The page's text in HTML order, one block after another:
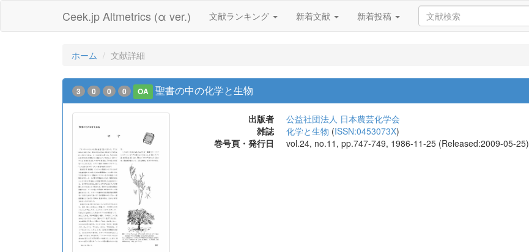
Ceek.jp Altmetrics (α ver.) 文献ランキング 新着文献 新着投稿
ホーム 文献詳細
3 0 0 0 OA 聖書の中の化学と生物
出版者
公益社団法人 日本農芸化学会
雑誌
化学と生物 (ISSN:0453073X)
巻号頁・発行日
vol.24, no.11, pp.747-749, 1986-11-25 (Released:2009-05-25)